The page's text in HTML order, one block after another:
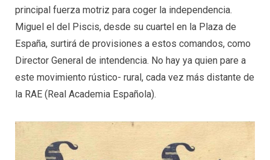
principal fuerza motriz para coger la independencia.
Miguel el del Piscis, desde su cuartel en la Plaza de
España, surtirá de provisiones a estos comandos, como
Director General de intendencia. No hay ya quien pare a
este movimiento rústico- rural, cada vez más distante de
la RAE (Real Academia Española).